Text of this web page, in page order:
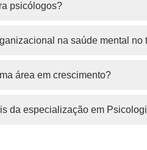
psicólogos?
na saúde mental no
área em crescimento?
da especialização em